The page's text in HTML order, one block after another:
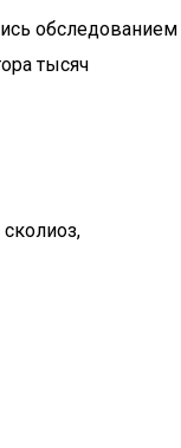
обследованием
тысяч